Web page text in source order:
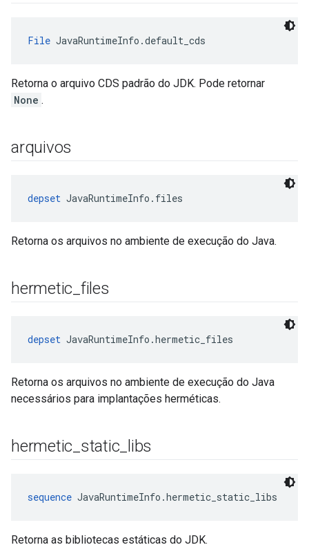
File JavaRuntimeInfo.default_cds
Retorna o arquivo CDS padrão do JDK. Pode retornar
None .
arquivos
depset JavaRuntimeInfo.files
Retorna os arquivos no ambiente de execução do Java.
hermetic files
depset JavaRuntimeInfo.hermetic_files
Retorna os arquivos no ambiente de execução do Java
necessários para implantações herméticas.
hermetic static libs
sequence JavaRuntimeInfo.hermetic_static_libs
Retorna as bibliotecas estáticas do JDK.